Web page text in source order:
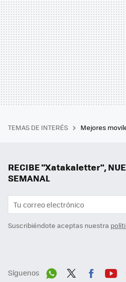
TEMAS DE INTERÉS Mejores
RECIBE "Xatakaletter",
SEMANAL
Suscribiéndote aceptas nuestra
Síguenos